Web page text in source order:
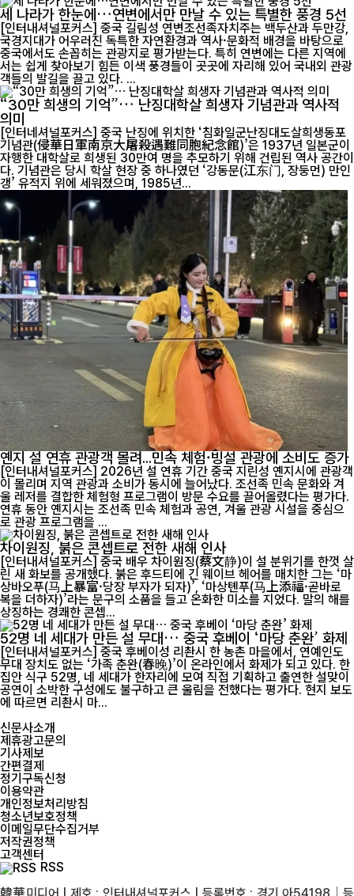
세 나라가 한눈에…연변에서만 만날 수 있는 특별한 풍경 5선
[인터내셔널포커스] 중국 길림성 연변조선족자치주는 백두산과 두만강,
국경지대가 어우러진 독특한 자연환경과 역사·문화적 배경을 바탕으로
중국에서도 손꼽히는 관광지로 평가받는다. 특히 연변에는 다른 지역에
서는 쉽게 찾아보기 힘든 이색 풍경들이 곳곳에 자리해 있어 국내외 관광
객들의 발길을 끌고 있다. ...
“30만 희생의 기억”… 난징대학살 희생자 기념관과 역사적
의미
[인터네셔널포커스] 중국 난징에 위치한 ‘침화일군난징대도살희생동포
기념관(侵華日軍南京大屠殺遇難同胞紀念館)’은 1937년 일본군이
자행한 대학살로 희생된 30만여 명을 추모하기 위해 건립된 역사 공간이
다. 기념관은 당시 학살 현장 중 하나였던 ‘강동문(江东门, 장둥먼) 만인
갱’ 유적지 위에 세워졌으며, 1985년...
옌지 설 연휴 관광객 몰려...민속 체험·빙설 관광에 소비도 증가
[인터내셔널포커스] 2026년 설 연휴 기간 중국 지린성 옌지시에 관광객
이 몰리며 지역 관광과 소비가 동시에 늘어났다. 조선족 민속 문화와 겨
울 레저를 결합한 체험형 프로그램이 방문 수요를 끌어올렸다는 평가다.
연휴 동안 옌지시는 조선족 민속 체험과 공연, 겨울 관광 시설을 중심으
로 관광 프로그램을 ...
차이원징, 붉은 콘셉트로 전한 새해 인사
[인터내셔널포커스] 중국 배우 차이원징(蔡文静)이 설 분위기를 한껏 살
린 새 화보를 공개했다. 붉은 후드티에 긴 웨이브 헤어를 매치한 그는 ‘마
상바오푸(马上暴富·당장 부자가 되자)’, ‘마상톈푸(马上添福·곧바로
복을 더하자)’라는 문구의 소품을 들고 온화한 미소를 지었다. 말의 해를
상징하는 경쾌한 콘셉...
52명 네 세대가 만든 설 무대… 중국 후베이 ‘마당 춘완’ 화제
[인터내셔널포커스] 중국 후베이성 리촨시 한 농촌 마을에서, 연예인도
무대 장치도 없는 ‘가족 춘완(春晚)’이 온라인에서 화제가 되고 있다. 한
집안 식구 52명, 네 세대가 한자리에 모여 직접 기획하고 출연한 설맞이
공연이 소박한 구성에도 불구하고 큰 울림을 전했다는 평가다. 현지 보도
에 따르면 리촨시 마...
신문사소개
제휴광고문의
기사제보
간편결제
정기구독신청
이용약관
개인정보처리방침
청소년보호정책
이메일무단수집거부
저작권정책
고객센터
RSS